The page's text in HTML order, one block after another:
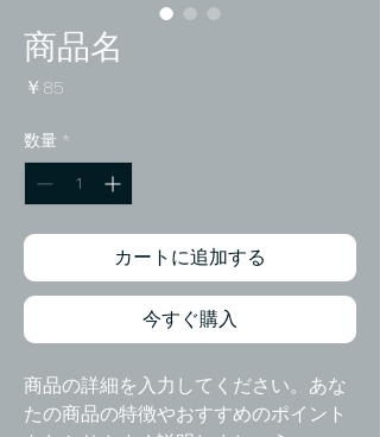
商品名
￥85
数量 *
カートに追加する
今すぐ購入
商品の詳細を入力してください。あな
たの商品の特徴やおすすめのポイント